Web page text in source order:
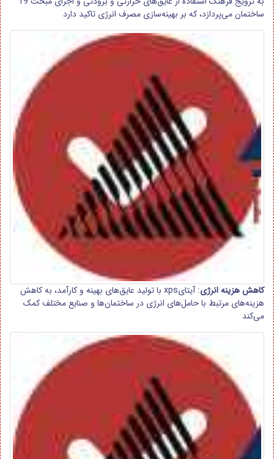
ساختمان می‌پردازد، که بر بهینه‌سازی مصرف انرژی تاکید دارد
کاهش هزینه انرژی
: آیتایxps با تولید عایق‌های بهینه و کارآمد، به کاهش
هزینه‌های مرتبط با حامل‌های انرژی در ساختمان‌ها و صنایع مختلف کمک
می‌کند